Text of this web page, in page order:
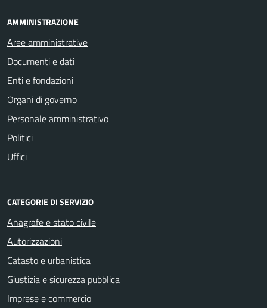
AMMINISTRAZIONE
Aree amministrative
Documenti e dati
Enti e fondazioni
Organi di governo
Personale amministrativo
Politici
Uffici
CATEGORIE DI SERVIZIO
Anagrafe e stato civile
Autorizzazioni
Catasto e urbanistica
Giustizia e sicurezza pubblica
Imprese e commercio